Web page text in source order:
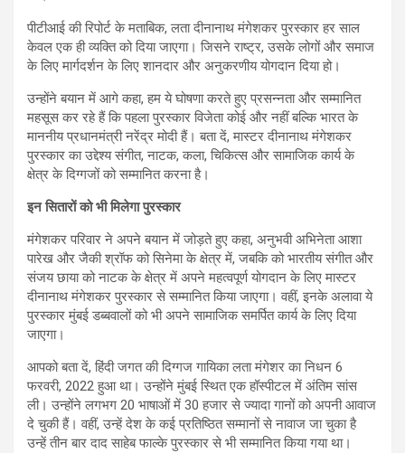
पीटीआई की रिपोर्ट के मताबिक, लता दीनानाथ मंगेशकर पुरस्कार हर साल
केवल एक ही व्यक्ति को दिया जाएगा। जिसने राष्ट्र, उसके लोगों और समाज
के लिए मार्गदर्शन के लिए शानदार और अनुकरणीय योगदान दिया हो।
उन्होंने बयान में आगे कहा, हम ये घोषणा करते हुए प्रसन्नता और सम्मानित
महसूस कर रहे हैं कि पहला पुरस्कार विजेता कोई और नहीं बल्कि भारत के
माननीय प्रधानमंत्री नरेंद्र मोदी हैं। बता दें, मास्टर दीनानाथ मंगेशकर
पुरस्कार का उद्देश्य संगीत, नाटक, कला, चिकित्स और सामाजिक कार्य के
क्षेत्र के दिग्गजों को सम्मानित करना है।
इन सितारों को भी मिलेगा पुरस्कार
मंगेशकर परिवार ने अपने बयान में जोड़ते हुए कहा, अनुभवी अभिनेता आशा
पारेख और जैकी श्रॉफ को सिनेमा के क्षेत्र में, जबकि को भारतीय संगीत और
संजय छाया को नाटक के क्षेत्र में अपने महत्वपूर्ण योगदान के लिए मास्टर
दीनानाथ मंगेशकर पुरस्कार से सम्मानित किया जाएगा। वहीं, इनके अलावा ये
पुरस्कार मुंबई डब्बवालों को भी अपने सामाजिक समर्पित कार्य के लिए दिया
जाएगा।
आपको बता दें, हिंदी जगत की दिग्गज गायिका लता मंगेशर का निधन 6
फरवरी, 2022 हुआ था। उन्होंने मुंबई स्थित एक हॉस्पीटल में अंतिम सांस
ली। उन्होंने लगभग 20 भाषाओं में 30 हजार से ज्यादा गानों को अपनी आवाज
दे चुकी हैं। वहीं, उन्हें देश के कई प्रतिष्ठित सम्मानों से नावाज जा चुका है
उन्हें तीन बार दाद साहेब फाल्के पुरस्कार से भी सम्मानित किया गया था।